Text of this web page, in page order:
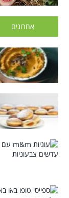
אחרונים